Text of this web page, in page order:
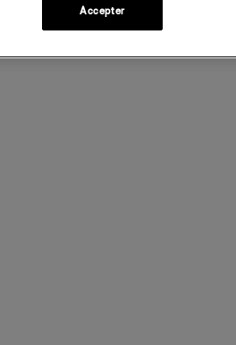
Accepter